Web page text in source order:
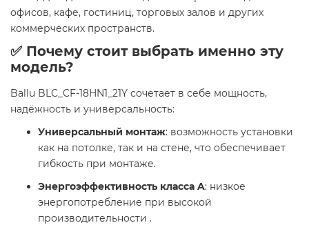
офисов, кафе, гостиниц, торговых залов и других
коммерческих пространств.
✅ Почему стоит выбрать именно эту
модель?
Ballu BLC_CF-18HN1_21Y сочетает в себе мощность,
надёжность и универсальность:
Универсальный монтаж: возможность установки
как на потолке, так и на стене, что обеспечивает
гибкость при монтаже.
Энергоэффективность класса A: низкое
энергопотребление при высокой
производительности .